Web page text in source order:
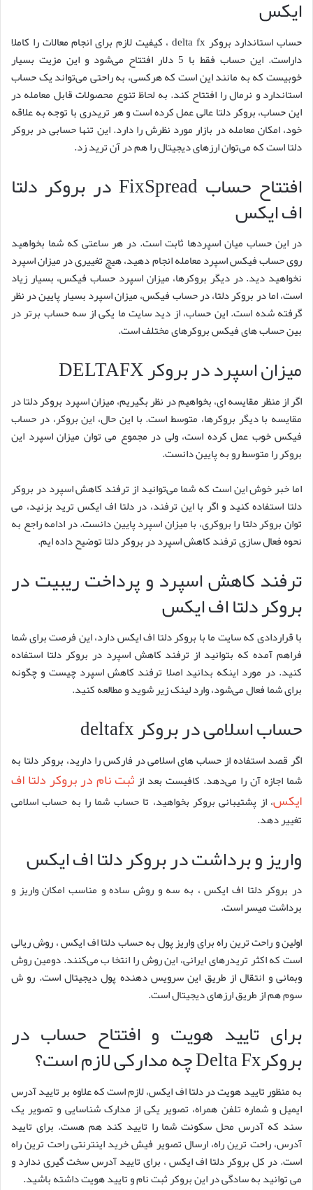
ایکس
حساب استاندارد بروکر delta fx ، کیفیت لازم برای انجام معالات را کاملا
داراست. این حساب فقط با 5 دلار افتتاح می‌شود و این مزیت بسیار
خوبیست که به مانند این است که هرکسی، به راحتی می‌تواند یک حساب
استاندارد و نرمال را افتتاح کند. به لحاظ تنوع محصولات قابل معامله در
این حساب، بروکر دلتا عالی عمل کرده است و هر تریدری با توجه به علاقه
خود، امکان معامله در بازار مورد نظرش را دارد. این تنها حسابی در بروکر
دلتا است که می‌توان ارزهای دیجیتال را هم در آن ترید زد.
افتتاح حساب FixSpread در بروکر دلتا
اف ایکس
در این حساب میان اسپردها ثابت است. در هر ساعتی که شما بخواهید
روی حساب فیکس اسپرد معامله انجام دهید، هیچ تغییری در میزان اسپرد
نخواهید دید. در دیگر بروکرها، میزان اسپرد حساب فیکس، بسیار زیاد
است، اما در بروکر دلتا، در حساب فیکس، میزان اسپرد بسیار پایین در نظر
گرفته شده است. این حساب، از دید سایت ما یکی از سه حساب برتر در
بین حساب های فیکس بروکرهای مختلف است.
میزان اسپرد در بروکر DELTAFX
اگر از منظر مقایسه ای، بخواهیم در نظر بگیریم، میزان اسپرد بروکر دلتا در
مقایسه با دیگر بروکرها، متوسط است. با این حال، این بروکر، در حساب
فیکس خوب عمل کرده است، ولی در مجموع می توان میزان اسپرد این
بروکر را متوسط رو به پایین دانست.
اما خبر خوش این است که شما می‌توانید از ترفند کاهش اسپرد در بروکر
دلتا استفاده کنید و اگر با این ترفند، در دلتا اف ایکس ترید بزنید، می
توان بروکر دلتا را بروکری، با میزان اسپرد پایین دانست. در ادامه راجع به
نحوه فعال سازی ترفند کاهش اسپرد در بروکر دلتا توضیح داده ایم.
ترفند کاهش اسپرد و پرداخت ریبیت در
بروکر دلتا اف ایکس
با قراردادی که سایت ما با بروکر دلتا اف ایکس دارد، این فرصت برای شما
فراهم آمده که بتوانید از ترفند کاهش اسپرد در بروکر دلتا استفاده
کنید. در مورد اینکه بدانید اصلا ترفند کاهش اسپرد چیست و چگونه
برای شما فعال می‌شود، وارد لینک زیر شوید و مطالعه کنید.
حساب اسلامی در بروکر deltafx
اگر قصد استفاده از حساب های اسلامی در فارکس را دارید، بروکر دلتا به
شما اجازه آن را می‎‌دهد. کافیست بعد از
ثبت نام در بروکر دلتا اف
ایکس، از پشتیبانی بروکر بخواهید، تا حساب شما را به حساب اسلامی
تغییر دهد.
واریز و برداشت در بروکر دلتا اف ایکس
در بروکر دلتا اف ایکس ، به سه و روش ساده و مناسب امکان واریز و
برداشت میسر است.
اولین و راحت ترین راه برای واریز پول به حساب دلتا اف ایکس ، روش ریالی
است که اکثر تریدرهای ایرانی، این روش را انتخا ب می‌کنند. دومین روش
وبمانی و انتقال از طریق این سرویس دهنده پول دیجیتال است. رو ش
سوم هم از طریق ارزهای دیجیتال است.
برای تایید هویت و افتتاح حساب در
بروکرDelta Fx چه مدارکی لازم است؟
به منظور تایید هویت در دلتا اف ایکس، لازم است که علاوه بر تایید آدرس
ایمیل و شماره تلفن همراه، تصویر یکی از مدارک شناسایی و تصویر یک
سند که آدرس محل سکونت شما را تایید کند هم هست. برای تایید
آدرس، راحت ترین راه، ارسال تصویر فیش خرید اینترنتی راحت ترین راه
است. در کل بروکر دلتا اف ایکس ، برای تایید آدرس سخت گیری ندارد و
می توانید به سادگی در این بروکر ثبت نام و تایید هویت داشته باشید.